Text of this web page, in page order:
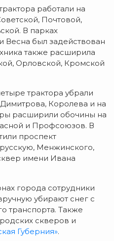
работали на
Почтовой,
В парках
Весна был задействован
также расширила
Орловской, Кромской
трактора убрали
Королева и на
расширили обочины на
и Профсоюзов. В
проспект
Менжинского,
имени Ивана
города сотрудники
убирают снег с
транспорта. Также
скверов и
Губерния».